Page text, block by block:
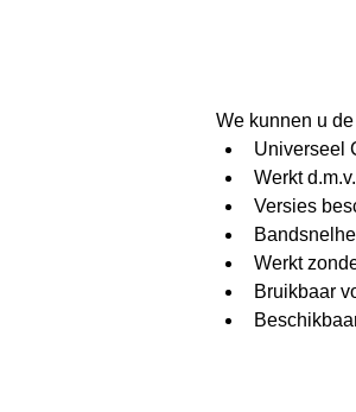
We kunnen u
Universeel
Werkt
Versies
Werkt
Bruikbaar